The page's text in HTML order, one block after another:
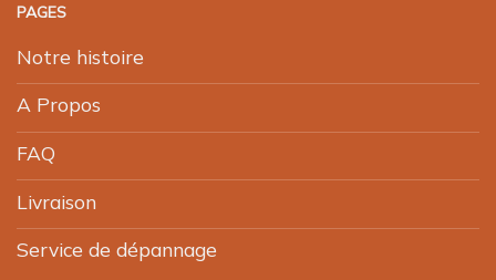
PAGES
Notre histoire
A Propos
FAQ
Livraison
Service de dépannage